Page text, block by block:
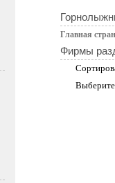
Главная
Фирмы